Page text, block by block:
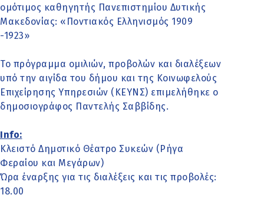
ομότιμος καθηγητής Πανεπιστημίου Δυτικής
Μακεδονίας: «Ποντιακός Ελληνισμός 1909
-1923»
Το πρόγραμμα ομιλιών, προβολών και διαλέξεων
υπό την αιγίδα του δήμου και της Κοινωφελούς
Επιχείρησης Υπηρεσιών (ΚΕΥΝΣ) επιμελήθηκε ο
δημοσιογράφος Παντελής Σαββίδης.
Info:
Κλειστό Δημοτικό Θέατρο Συκεών (Ρήγα
Φεραίου και Μεγάρων)
Ώρα έναρξης για τις διαλέξεις και τις προβολές:
18.00